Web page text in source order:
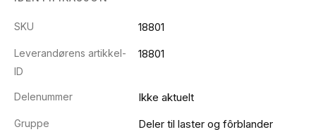
SKU 18801
Leverandørens artikkel-
ID
18801
Delenummer Ikke aktuelt
Gruppe Deler til laster og fôrblander